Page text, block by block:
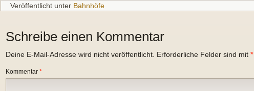
Veröffentlicht unter Bahnhöfe
Schreibe einen Kommentar
Deine E-Mail-Adresse wird nicht veröffentlicht. Erforderliche Felder sind mit *
Kommentar *